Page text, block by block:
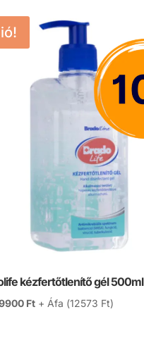
kézfertőtlenítő gél 500ml
FtCurrent
+ Áfa (12573 Ft)